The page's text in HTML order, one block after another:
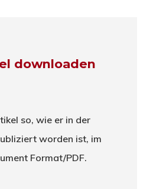
downloaden
so, wie er in der
worden ist, im
Format/PDF.